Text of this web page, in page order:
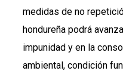
medidas de no
hondureña podrá
impunidad y en la
ambiental, condición